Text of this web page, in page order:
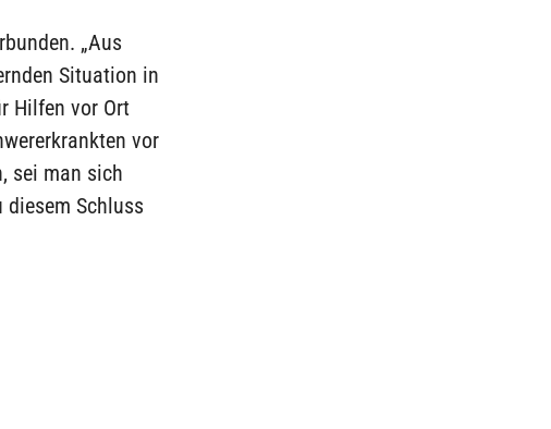
„Aus
Situation in
Hilfen vor Ort
vor
sei man sich
Schluss